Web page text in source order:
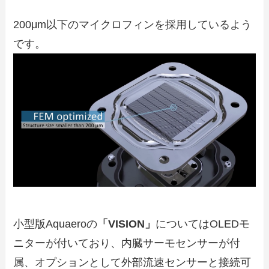
200μm以下のマイクロフィンを採用しているよう
です。
小型版Aquaeroの 「VISION」 についてはOLEDモ
ニターが付いており、内臓サーモセンサーが付
属、オプションとして外部流速センサーと接続可